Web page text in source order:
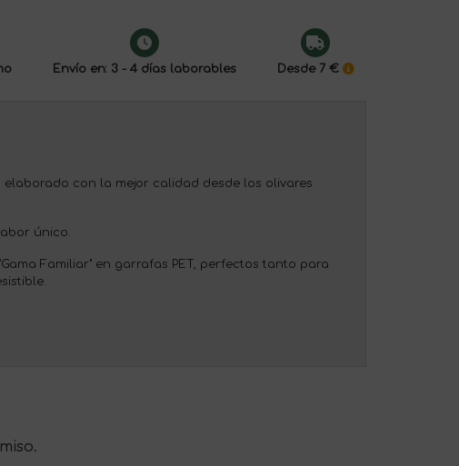
Envío en: 3 - 4 días laborables Desde 7 €
elaborado con la mejor calidad desde los olivares
único.
Familiar" en garrafas PET, perfectos tanto para